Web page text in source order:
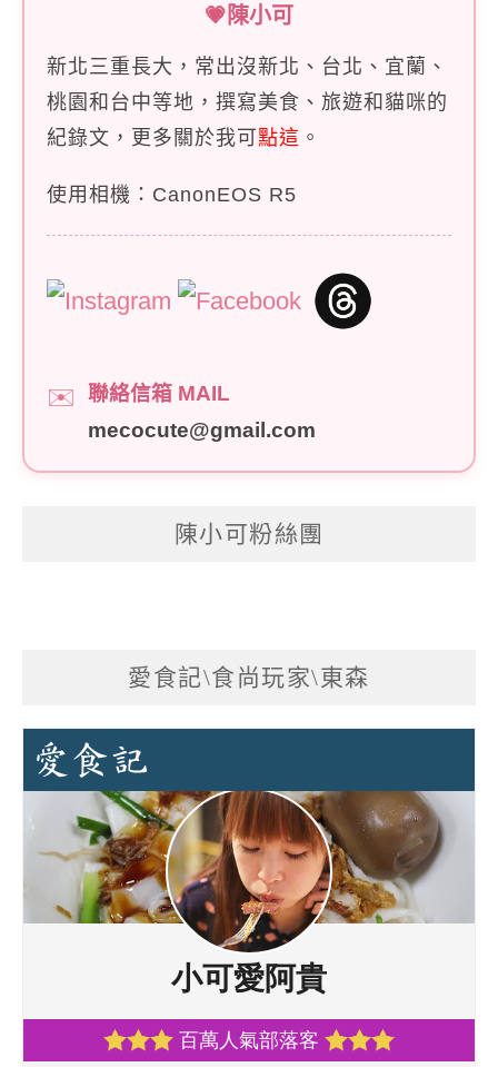
💗陳小可
新北三重長大，常出沒新北、台北、宜蘭、
桃園和台中等地，撰寫美食、旅遊和貓咪的
紀錄文，更多關於我可 點這 。
使用相機：CanonEOS R5
✉️
聯絡信箱 MAIL
mecocute@gmail.com
陳小可粉絲團
愛食記\食尚玩家\東森